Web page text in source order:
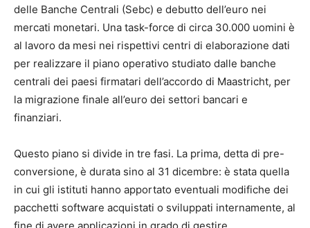
delle Banche Centrali (Sebc) e debutto dell’euro nei
mercati monetari. Una task-force di circa 30.000 uomini è
al lavoro da mesi nei rispettivi centri di elaborazione dati
per realizzare il piano operativo studiato dalle banche
centrali dei paesi firmatari dell’accordo di Maastricht, per
la migrazione finale all’euro dei settori bancari e
finanziari.
Questo piano si divide in tre fasi. La prima, detta di pre-
conversione, è durata sino al 31 dicembre: è stata quella
in cui gli istituti hanno apportato eventuali modifiche dei
pacchetti software acquistati o sviluppati internamente, al